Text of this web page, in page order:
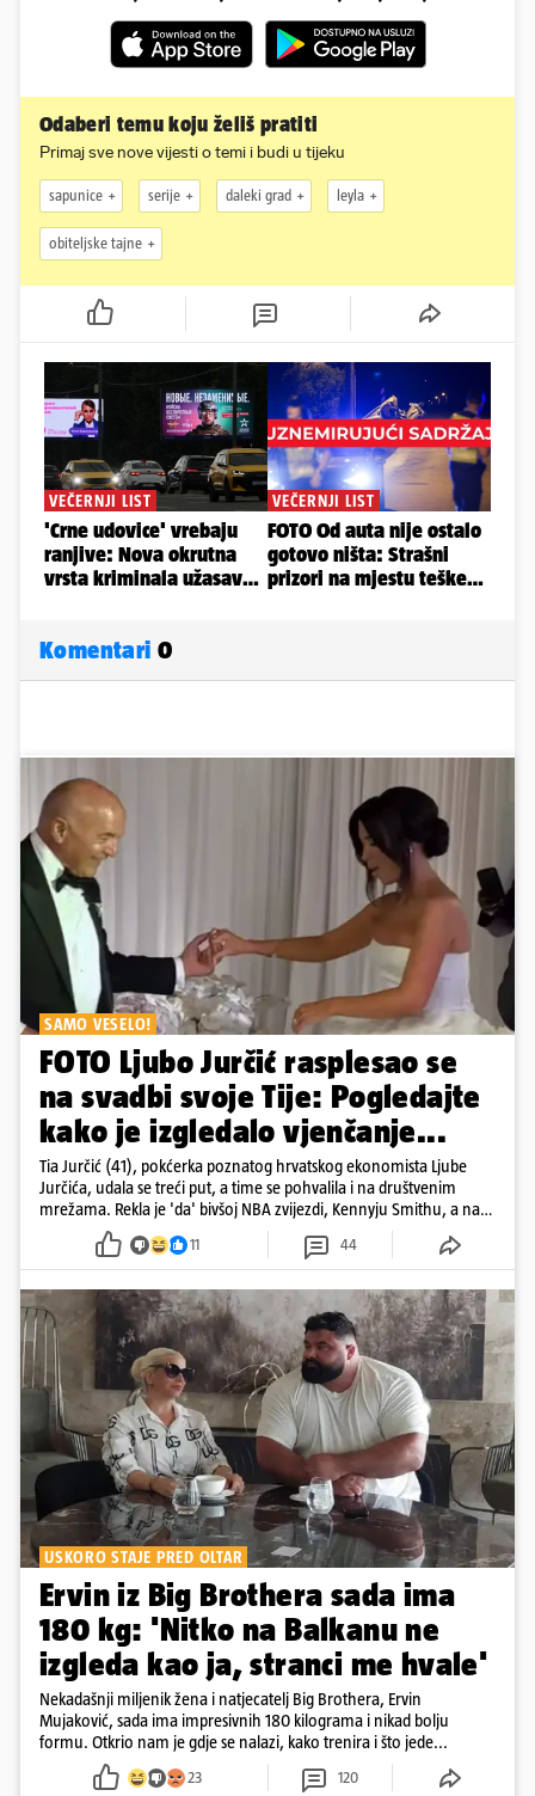
Odaberi temu koju želiš pratiti
Primaj sve nove vijesti o temi i budi u tijeku
sapunice serije daleki grad leyla
obiteljske tajne
Komentari 0
SAMO VESELO!
FOTO Ljubo Jurčić rasplesao se
na svadbi svoje Tije: Pogledajte
kako je izgledalo vjenčanje...
Tia Jurčić (41), pokćerka poznatog hrvatskog ekonomista Ljube
Jurčića, udala se treći put, a time se pohvalila i na društvenim
mrežama. Rekla je 'da' bivšoj NBA zvijezdi, Kennyju Smithu, a na
snimkama i fotografijama je pokazala vesele trenutke s vjenčanja
11 44
USKORO STAJE PRED OLTAR
Ervin iz Big Brothera sada ima
180 kg: 'Nitko na Balkanu ne
izgleda kao ja, stranci me hvale'
Nekadašnji miljenik žena i natjecatelj Big Brothera, Ervin
Mujaković, sada ima impresivnih 180 kilograma i nikad bolju
formu. Otkrio nam je gdje se nalazi, kako trenira i što jede...
23 120